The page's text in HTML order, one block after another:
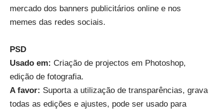
mercado dos banners publicitários online e nos
memes das redes sociais.
PSD
Usado em: Criação de projectos em Photoshop,
edição de fotografia.
A favor: Suporta a utilização de transparências, grava
todas as edições e ajustes, pode ser usado para